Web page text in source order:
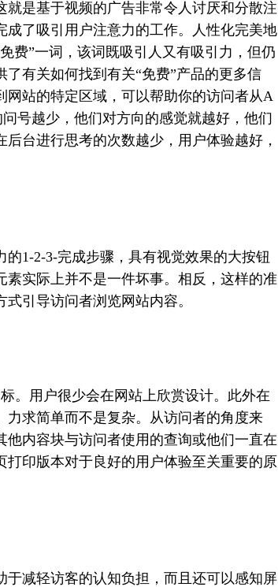
是基于视频的广告非常令人讨厌和分散注
了吸引用户注意力的工作。人性化完美地
费”一词，该词既吸引人又有吸引力，但仍
有关如何找到有关“免费”产品的更多信
站的特定区域，可以帮助你的访问者从A
号越少，他们对方向的感觉就越好，他们
台进行思考的次数越少，用户体验越好，
1-2-3-完成步骤，具有视觉效果的大按钮
实际上并不是一件坏事。相反，这样的准
引导访问者浏览网站内容。
。用户很少会在网站上欣赏设计。此外在
求简单而不是复杂。从访问者的角度来
内容块与访问者使用的查询或他们一直在
印版本对于良好的用户体验至关重要的原
减轻访客的认知负担，而且还可以感知屏